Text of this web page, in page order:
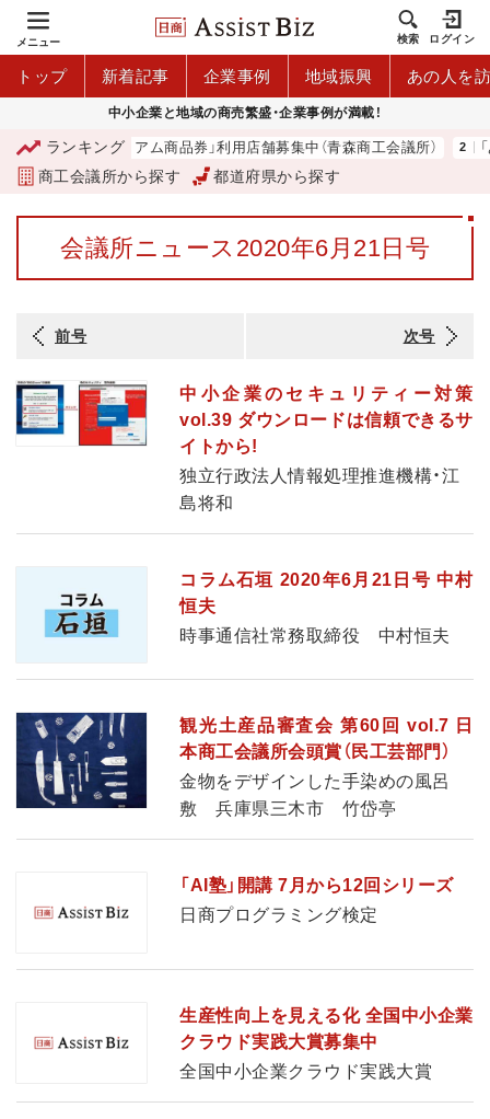
メニュー 検索 ログイン
トップ 新着記事 企業事例 地域振興 あの人を
中小企業と地域の商売繁盛・企業事例が満載！
ランキング
「青森市プレミアム商品券」利用店舗募集中（青森商工会議所） 「
商工会議所から探す 都道府県から探す
会議所ニュース2020年6月21日号
前号 次号
中小企業のセキュリティー対策
vol.39 ダウンロードは信頼できるサ
イトから!
独立行政法人情報処理推進機構・江
島将和
コラム石垣 2020年6月21日号 中村
恒夫
時事通信社常務取締役 中村恒夫
観光土産品審査会 第60回 vol.7 日
本商工会議所会頭賞（民工芸部門）
金物をデザインした手染めの風呂
敷 兵庫県三木市 竹岱亭
「AI塾」開講 7月から12回シリーズ
日商プログラミング検定
生産性向上を見える化 全国中小企業
クラウド実践大賞募集中
全国中小企業クラウド実践大賞